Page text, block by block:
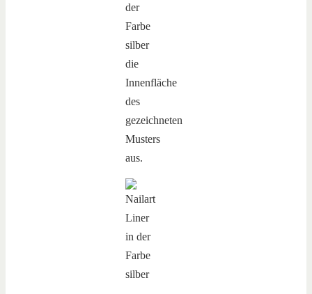
der
Farbe
silber
die
Innenfläche
des
gezeichneten
Musters
aus.